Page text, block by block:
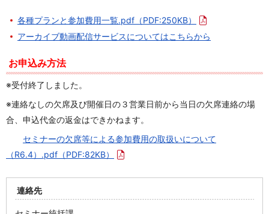
各種プランと参加費用一覧.pdf （PDF:250KB）
アーカイブ動画配信サービスについてはこちらから
お申込み方法
※受付終了しました。
※連絡なしの欠席及び開催日の３営業日前から当日の欠席連絡の場
合、申込代金の返金はできかねます。
セミナーの欠席等による参加費用の取扱いについて
（R6.4）.pdf （PDF:82KB）
連絡先